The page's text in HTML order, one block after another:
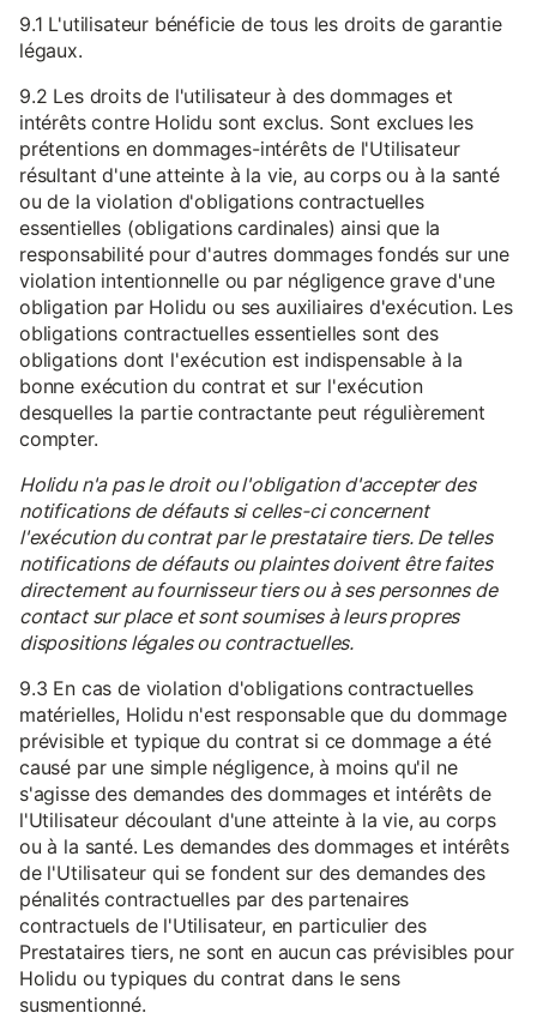
9.1 L'utilisateur bénéficie de tous les droits de garantie
légaux.
9.2 Les droits de l'utilisateur à des dommages et
intérêts contre Holidu sont exclus. Sont exclues les
prétentions en dommages-intérêts de l'Utilisateur
résultant d'une atteinte à la vie, au corps ou à la santé
ou de la violation d'obligations contractuelles
essentielles (obligations cardinales) ainsi que la
responsabilité pour d'autres dommages fondés sur une
violation intentionnelle ou par négligence grave d'une
obligation par Holidu ou ses auxiliaires d'exécution. Les
obligations contractuelles essentielles sont des
obligations dont l'exécution est indispensable à la
bonne exécution du contrat et sur l'exécution
desquelles la partie contractante peut régulièrement
compter.
Holidu n'a pas le droit ou l'obligation d'accepter des
notifications de défauts si celles-ci concernent
l'exécution du contrat par le prestataire tiers. De telles
notifications de défauts ou plaintes doivent être faites
directement au fournisseur tiers ou à ses personnes de
contact sur place et sont soumises à leurs propres
dispositions légales ou contractuelles.
9.3 En cas de violation d'obligations contractuelles
matérielles, Holidu n'est responsable que du dommage
prévisible et typique du contrat si ce dommage a été
causé par une simple négligence, à moins qu'il ne
s'agisse des demandes des dommages et intérêts de
l'Utilisateur découlant d'une atteinte à la vie, au corps
ou à la santé. Les demandes des dommages et intérêts
de l'Utilisateur qui se fondent sur des demandes des
pénalités contractuelles par des partenaires
contractuels de l'Utilisateur, en particulier des
Prestataires tiers, ne sont en aucun cas prévisibles pour
Holidu ou typiques du contrat dans le sens
susmentionné.